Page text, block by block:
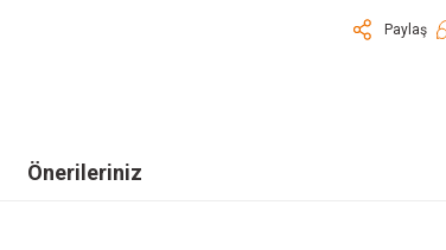
Paylaş
Önerileriniz